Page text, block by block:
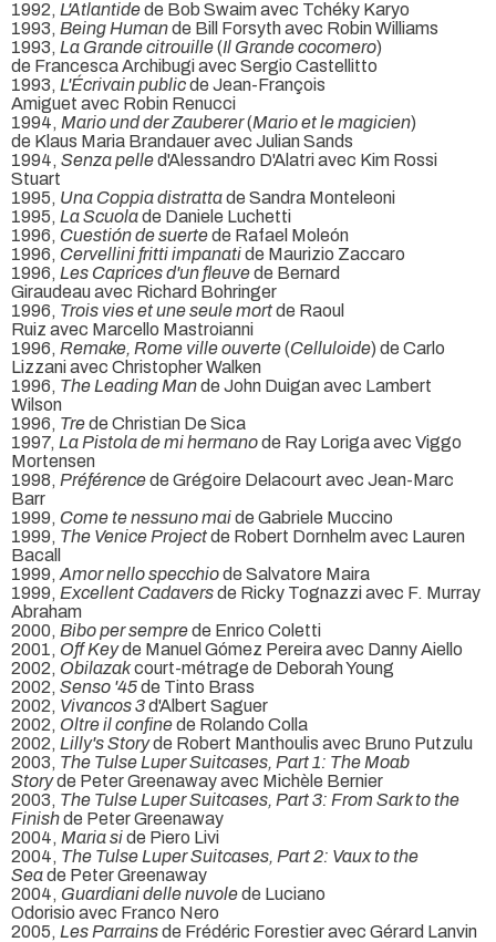
1992, L'Atlantidede Bob Swaim avec Tchéky Karyo
1993, Being Humande Bill Forsyth avec Robin Williams
1993, La Grande citrouille(Il Grande cocomero)
de Francesca Archibugi avec Sergio Castellitto
1993, L'Écrivain publicde Jean-François
Amiguet avec Robin Renucci
1994, Mario und der Zauberer(Mario et le magicien)
de Klaus Maria Brandauer avec Julian Sands
1994, Senza pelled'Alessandro D'Alatri avec Kim Rossi
Stuart
1995, Una Coppia distrattade Sandra Monteleoni
1995, La Scuolade Daniele Luchetti
1996, Cuestión de suertede Rafael Moleón
1996, Cervellini fritti impanatide Maurizio Zaccaro
1996, Les Caprices d'un fleuvede Bernard
Giraudeau avec Richard Bohringer
1996, Trois vies et une seule mortde Raoul
Ruiz avec Marcello Mastroianni
1996, Remake, Rome ville ouverte(Celluloide) de Carlo
Lizzani avec Christopher Walken
1996, The Leading Mande John Duigan avec Lambert
Wilson
1996, Trede Christian De Sica
1997, La Pistola de mi hermanode Ray Loriga avec Viggo
Mortensen
1998, Préférencede Grégoire Delacourt avec Jean-Marc
Barr
1999, Come te nessuno maide Gabriele Muccino
1999, The Venice Projectde Robert Dornhelm avec Lauren
Bacall
1999, Amor nello specchiode Salvatore Maira
1999, Excellent Cadaversde Ricky Tognazzi avec F. Murray
Abraham
2000, Bibo per semprede Enrico Coletti
2001, Off Keyde Manuel Gómez Pereira avec Danny Aiello
2002, Obilazakcourt-métrage de Deborah Young
2002, Senso '45de Tinto Brass
2002, Vivancos 3d'Albert Saguer
2002, Oltre il confinede Rolando Colla
2002, Lilly's Storyde Robert Manthoulis avec Bruno Putzulu
2003, The Tulse Luper Suitcases, Part 1: The Moab
Storyde Peter Greenaway avec Michèle Bernier
2003, The Tulse Luper Suitcases, Part 3: From Sark to the
Finishde Peter Greenaway
2004, Maria side Piero Livi
2004, The Tulse Luper Suitcases, Part 2: Vaux to the
Seade Peter Greenaway
2004, Guardiani delle nuvolede Luciano
Odorisio avec Franco Nero
2005, Les Parrainsde Frédéric Forestier avec Gérard Lanvin